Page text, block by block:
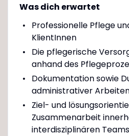
Was dich erwartet
Professionelle Pflege
KlientInnen
Die pflegerische
anhand des
Dokumentation sowie
administrativer
Ziel- und
Zusammenarbeit
interdisziplinären Teams